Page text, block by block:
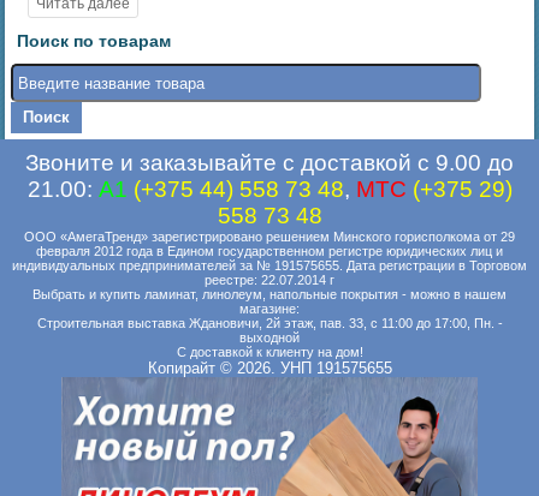
Поиск по товарам
Звоните и заказывайте с доставкой с 9.00 до
21.00: A1 (+375 44) 558 73 48, MTC (+375 29)
558 73 48
ООО «АмегаТренд» зарегистрировано решением Минского горисполкома от 29
февраля 2012 года в Едином государственном регистре юридических лиц и
индивидуальных предпринимателей за № 191575655. Дата регистрации в Торговом
реестре: 22.07.2014 г
Выбрать и купить ламинат, линолеум, напольные покрытия - можно в нашем
магазине:
Строительная выставка Ждановичи, 2й этаж, пав. 33, с 11:00 до 17:00, Пн. -
выходной
С доставкой к клиенту на дом!
Копирайт © 2026. УНП 191575655